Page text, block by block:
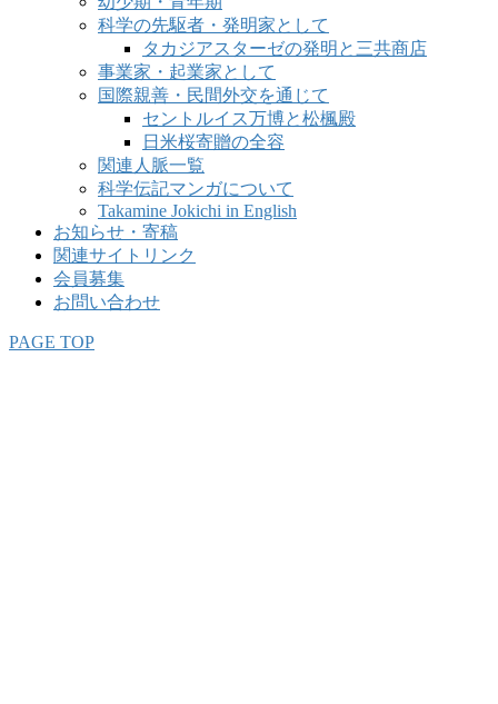
科学の先駆者・発明家として
タカジアスターゼの発明と三共商店
事業家・起業家として
国際親善・民間外交を通じて
セントルイス万博と松楓殿
日米桜寄贈の全容
関連人脈一覧
科学伝記マンガについて
Takamine Jokichi in English
お知らせ・寄稿
関連サイトリンク
会員募集
お問い合わせ
PAGE TOP